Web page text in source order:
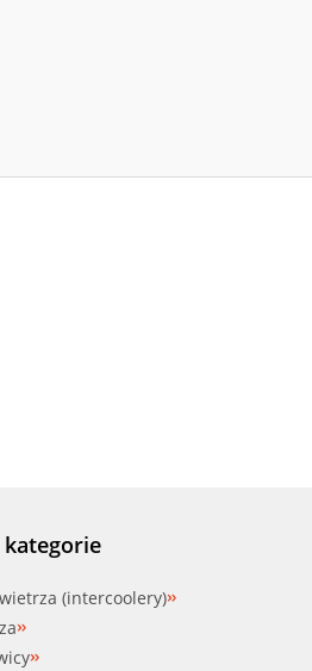
(intercoolery)